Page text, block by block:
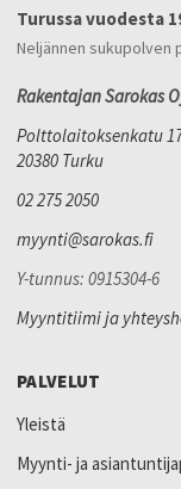
Turussa vuodesta
Neljännen sukupolven
Rakentajan Sarokas
Polttolaitoksenkatu
20380 Turku
02 275 2050
myynti@sarokas.fi
Y-tunnus: 0915304-6
Myyntitiimi ja
PALVELUT
Yleistä
Myynti- ja